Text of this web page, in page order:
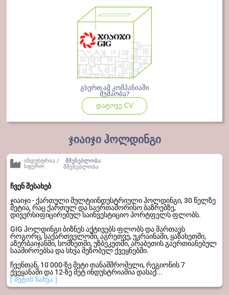
გსურთ ამ კომპანიაში
მუშაობა?
დატოვე CV
ჯიაიჯი ჰოლდინგი
ინდუსტრია /
სფერო:
მშენებლობა:
მშენებლობა
ჩვენ შესახებ
ჯიაიჯი - ქართული მულტიინდუსტრიული ჰოლდინგი, 30 წელზე
მეტია, რაც ქართულ და საერთაშორისო ბაზრებზე,
დივერსიფიცირებულ საინვესტიციო პორტფელს ფლობს.
GIG ჰოლდინგი ბიზნეს აქტივებს ფლობს და მართავს
როგორც, საქართველოში, აგრეთვე, უკრაინაში, ყაზახეთში,
აზერბაიჯანში, სომხეთში, უზბეკეთში, არაბეთის გაერთიანებულ
საამიროებსა და სხვა მეზობელ ქვეყნებში.
ჩვენთან, 10 000-ზე მეტი თანამშრომელი, რეგიონის 7
ქვეყანაში და 12-ზე მეტ ინდუსტრიაშია დასაქ...
[ მეტის ნახვა ]